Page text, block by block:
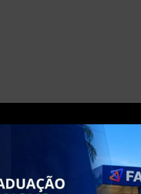
proporciona a seus
contando com
Somado a isso,
de um corpo